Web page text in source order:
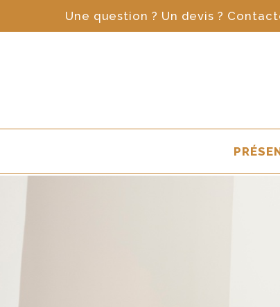
Aller au contenu
Une question ? Un devis ?
Cookies management panel